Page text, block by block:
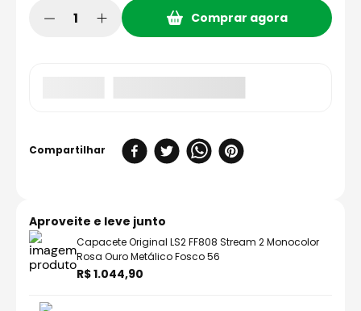
Comprar agora
Aproveite e leve junto
Capacete Original LS2 FF808 Stream 2 Monocolor
Rosa Ouro Metálico Fosco 56
R$ 1.044,90